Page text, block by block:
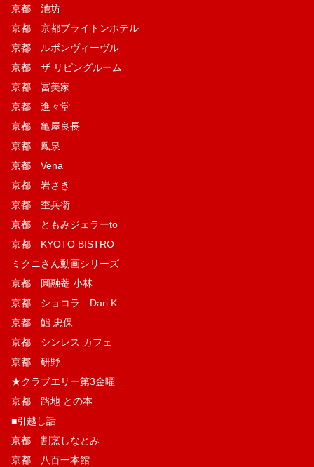
京都 池坊
京都 京都ブライトンホテル
京都 ルボンヴィーヴル
京都 ザ リビングルーム
京都 冨美家
京都 進々堂
京都 亀屋良長
京都 鳳泉
京都 Vena
京都 岩さき
京都 杢兵衛
京都 ともみジェラーto
京都 KYOTO BISTRO
ミクニさん動画シリーズ
京都 圓融菴 小林
京都 ショコラ Dari K
京都 鮨 忠保
京都 シンレス カフェ
京都 研野
★クラブエリー第3金曜
京都 路地 との本
■引越し話
京都 割烹しなとみ
京都 八百一本館